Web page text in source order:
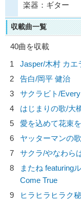
楽器：ギター
収載曲一覧
40曲を収載
1
Jasper/木村 カエ
2
告白/岡平 健治
3
サクラビト/
4
はじまりの歌/大
5
愛を込めて花束
6
ヤッターマンの
7
サクラ/やなわら
8
またね featuring
Come True
9
ヒラヒラヒラク